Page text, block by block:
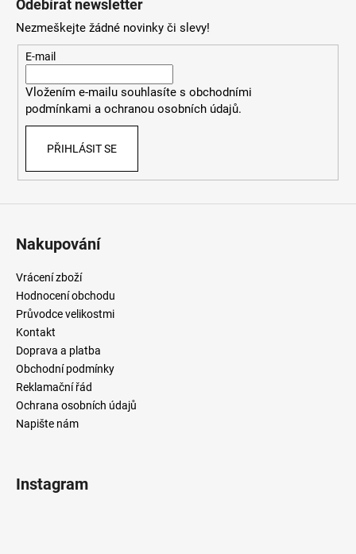
Odebírat newsletter
Nezmeškejte žádné novinky či slevy!
E-mail
Vložením e-mailu souhlasítes obchodními
podmínkami a ochranou osobních údajů.
PŘIHLÁSIT SE
Nakupování
Vrácení zboží
Hodnocení obchodu
Průvodce velikostmi
Kontakt
Doprava a platba
Obchodní podmínky
Reklamační řád
Ochrana osobních údajů
Napište nám
Instagram